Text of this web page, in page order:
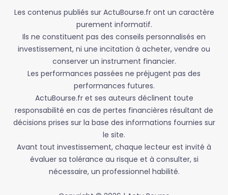
Les contenus publiés sur ActuBourse.fr ont un caractère
purement informatif.
Ils ne constituent pas des conseils personnalisés en
investissement, ni une incitation à acheter, vendre ou
conserver un instrument financier.
Les performances passées ne préjugent pas des
performances futures.
ActuBourse.fr et ses auteurs déclinent toute
responsabilité en cas de pertes financières résultant de
décisions prises sur la base des informations fournies sur
le site.
Avant tout investissement, chaque lecteur est invité à
évaluer sa tolérance au risque et à consulter, si
nécessaire, un professionnel habilité.